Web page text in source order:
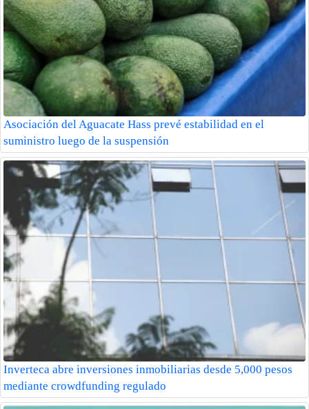
Asociación del Aguacate Hass prevé estabilidad en el
suministro luego de la suspensión
Inverteca abre inversiones inmobiliarias desde 5,000 pesos
mediante crowdfunding regulado